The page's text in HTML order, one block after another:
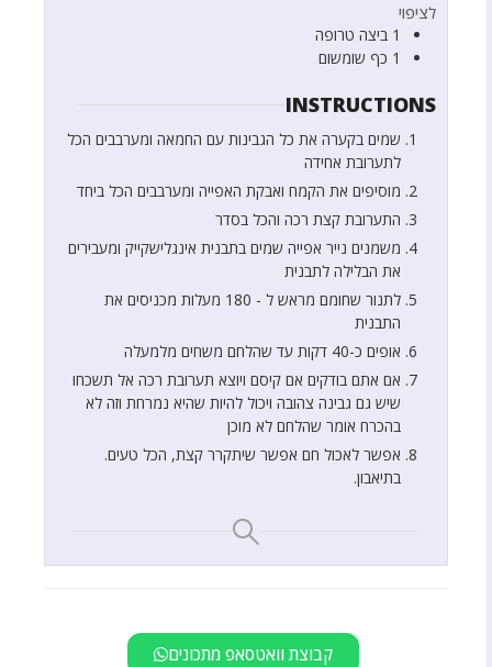
לציפוי
1 ביצה טרופה
1 כף שומשום
INSTRUCTIONS
שמים בקערה את כל הגבינות עם החמאה ומערבבים הכל
לתערובת אחידה
מוסיפים את הקמח ואבקת האפייה ומערבבים הכל ביחד
התערובת קצת רכה והכל בסדר
משמנים נייר אפייה שמים בתבנית אינגלישקייק ומעבירים
את הבלילה לתבנית
לתנור שחומם מראש ל - 180 מעלות מכניסים את
התבנית
אופים כ-40 דקות עד שהלחם משחים מלמעלה
אם אתם בודקים אם קיסם ויוצא תערובת רכה אל תשכחו
שיש גם גבינה צהובה ויכול להיות שהיא נמרחת וזה לא
בהכרח אומר שהלחם לא מוכן
אפשר לאכול חם אפשר שיתקרר קצת, הכל טעים.
בתיאבון.
קבוצת וואטסאפ מתכונים